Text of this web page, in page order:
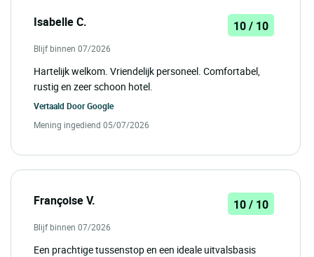
Isabelle C. 10 / 10
Blijf binnen 07/2026
Hartelijk welkom. Vriendelijk personeel. Comfortabel,
rustig en zeer schoon hotel.
Vertaald DoorGoogle
Mening ingediend 05/07/2026
Françoise V. 10 / 10
Blijf binnen 07/2026
Een prachtige tussenstop en een ideale uitvalsbasis